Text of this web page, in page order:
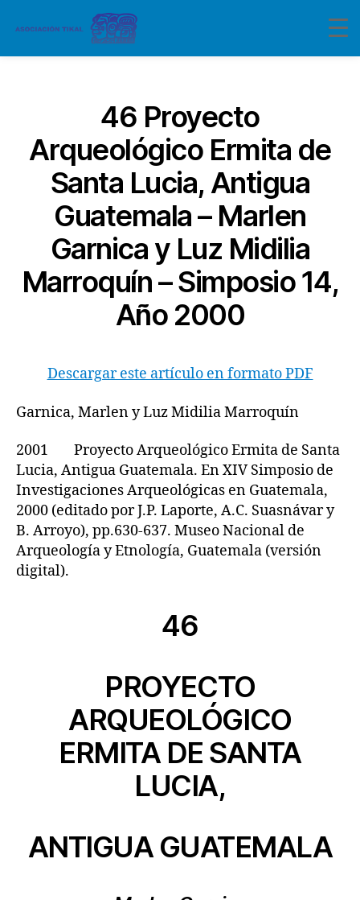
46 Proyecto
Arqueológico Ermita de
Santa Lucia, Antigua
Guatemala – Marlen
Garnica y Luz Midilia
Marroquín – Simposio 14,
Año 2000
Descargar este artículo en formato PDF
Garnica, Marlen y Luz Midilia Marroquín
2001 Proyecto Arqueológico Ermita de Santa
Lucia, Antigua Guatemala. En XIV Simposio de
Investigaciones Arqueológicas en Guatemala,
2000 (editado por J.P. Laporte, A.C. Suasnávar y
B. Arroyo), pp.630-637. Museo Nacional de
Arqueología y Etnología, Guatemala (versión
digital).
46
PROYECTO
ARQUEOLÓGICO
ERMITA DE SANTA
LUCIA,
ANTIGUA GUATEMALA